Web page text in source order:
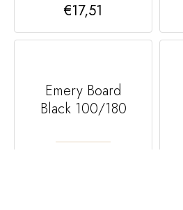
€17,51
Emery Board
Black 100/180